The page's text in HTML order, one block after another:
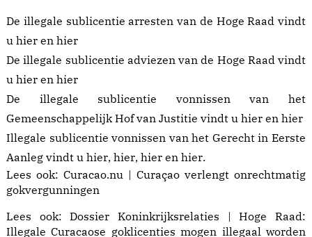
De illegale sublicentie arresten van de Hoge Raad vindt
u hier en hier
De illegale sublicentie adviezen van de Hoge Raad vindt
u hier en hier
De illegale sublicentie vonnissen van het
Gemeenschappelijk Hof van Justitie vindt u hier en hier
Illegale sublicentie vonnissen van het Gerecht in Eerste
Aanleg vindt u hier, hier, hier en hier.
Lees ook: Curacao.nu | Curaçao verlengt onrechtmatig
gokvergunningen
Lees ook: Dossier Koninkrijksrelaties | Hoge Raad:
Illegale Curacaose goklicenties mogen illegaal worden